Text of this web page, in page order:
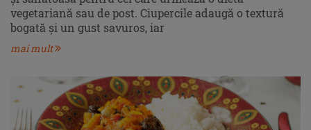
vegetariană sau de post. Ciupercile adaugă o textură
bogată și un gust savuros, iar
mai mult